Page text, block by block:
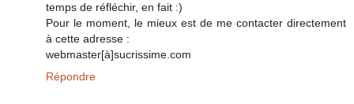
temps de réfléchir, en fait :)
Pour le moment, le mieux est de me contacter directement
à cette adresse :
webmaster[à]sucrissime.com
Répondre